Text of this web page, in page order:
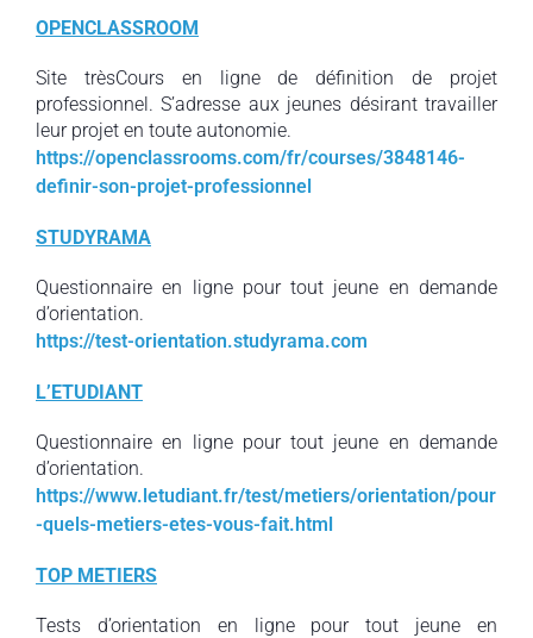
OPENCLASSROOM
Site trèsCours en ligne de définition de projet
professionnel. S’adresse aux jeunes désirant travailler
leur projet en toute autonomie.
https://openclassrooms.com/fr/courses/3848146-
definir-son-projet-professionnel
STUDYRAMA
Questionnaire en ligne pour tout jeune en demande
d’orientation.
https://test-orientation.studyrama.com
L’ETUDIANT
Questionnaire en ligne pour tout jeune en demande
d’orientation.
https://www.letudiant.fr/test/metiers/orientation/pour
-quels-metiers-etes-vous-fait.html
TOP METIERS
Tests d’orientation en ligne pour tout jeune en